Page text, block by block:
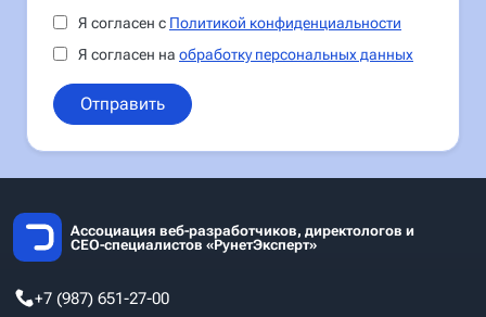
Я согласен с Политикой конфиденциальности
Я согласен на обработку персональных данных
Отправить
Ассоциация веб-разработчиков, директологов и
СЕО-специалистов «РунетЭксперт»
+7 (987) 651-27-00